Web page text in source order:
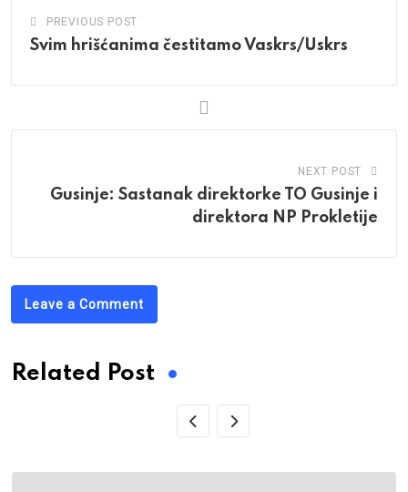
PREVIOUS POST
Svim hrišćanima čestitamo Vaskrs/Uskrs
NEXT POST
Gusinje: Sastanak direktorke TO Gusinje i
direktora NP Prokletije
Leave a Comment
Related Post